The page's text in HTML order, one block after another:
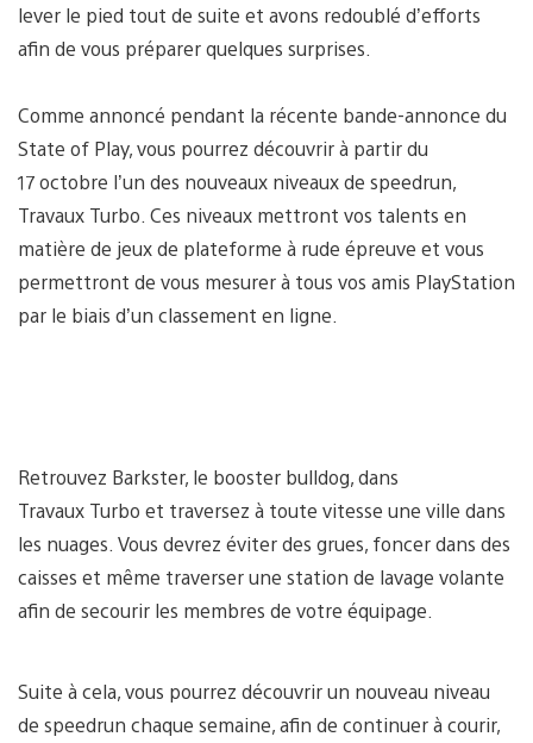
lever le pied tout de suite et avons redoublé d’efforts
afin de vous préparer quelques surprises.
Comme annoncé pendant la récente bande-annonce du
State of Play, vous pourrez découvrir à partir du
17 octobre l’un des nouveaux niveaux de speedrun,
Travaux Turbo. Ces niveaux mettront vos talents en
matière de jeux de plateforme à rude épreuve et vous
permettront de vous mesurer à tous vos amis PlayStation
par le biais d’un classement en ligne.
Retrouvez Barkster, le booster bulldog, dans
Travaux Turbo et traversez à toute vitesse une ville dans
les nuages. Vous devrez éviter des grues, foncer dans des
caisses et même traverser une station de lavage volante
afin de secourir les membres de votre équipage.
Suite à cela, vous pourrez découvrir un nouveau niveau
de speedrun chaque semaine, afin de continuer à courir,